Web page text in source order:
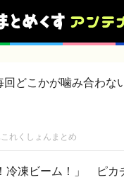
回どこかが噛み合わな
れくしょんまとめ
冷凍ビーム！」 ピカ